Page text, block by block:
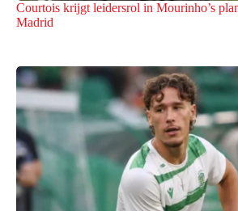
Courtois krijgt leidersrol in Mourinho’s
Madrid